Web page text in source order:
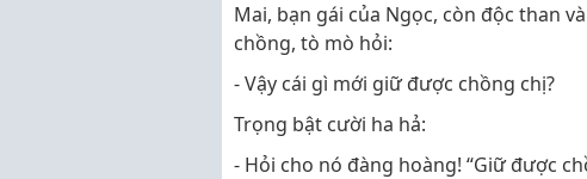
Mai, bạn gái của Ngọc, còn độc than
chồng, tò mò hỏi:
- Vậy cái gì mới giữ được chồng chị?
Trọng bật cười ha hả:
- Hỏi cho nó đàng hoàng! “Giữ được